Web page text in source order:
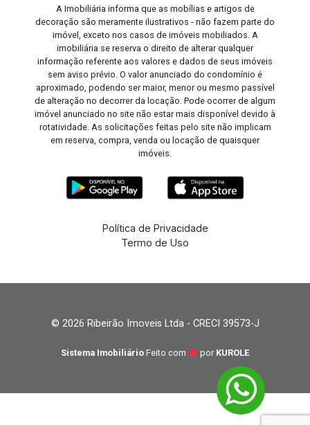
A Imobiliária informa que as mobílias e artigos de
decoração são meramente ilustrativos - não fazem parte do
imóvel, exceto nos casos de imóveis mobiliados. A
imobiliária se reserva o direito de alterar qualquer
informação referente aos valores e dados de seus imóveis
sem aviso prévio. O valor anunciado do condomínio é
aproximado, podendo ser maior, menor ou mesmo passível
de alteração no decorrer da locação. Pode ocorrer de algum
imóvel anunciado no site não estar mais disponível devido à
rotatividade. As solicitações feitas pelo site não implicam
em reserva, compra, venda ou locação de quaisquer
imóveis.
Política de Privacidade
Termo de Uso
© 2026 Ribeirão Imoveis Ltda - CRECI 39573-J
Sistema Imobiliário Feito com por KUROLE